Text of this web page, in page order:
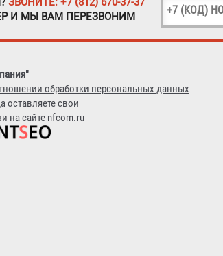
И МЫ ВАМ ПЕРЕЗВОНИМ
обработки персональных данных
оставляете свои
на сайте nfcom.ru